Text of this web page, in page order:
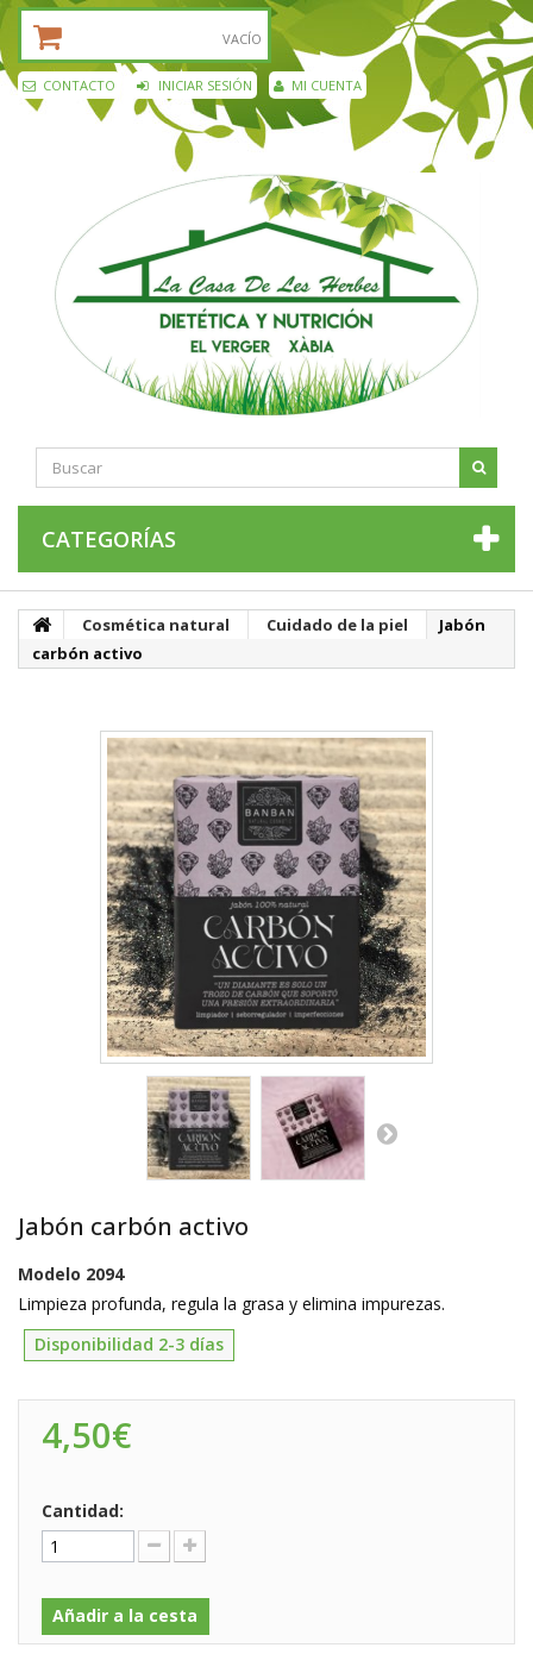
VACÍO
CONTACTO INICIAR SESIÓN MI CUENTA
CATEGORÍAS
Cosmética natural Cuidado de la piel
Jabón
carbón activo
Jabón carbón activo
Modelo 2094
Limpieza profunda, regula la grasa y elimina impurezas.
Disponibilidad 2-3 días
4,50€
Cantidad:
Añadir a la cesta